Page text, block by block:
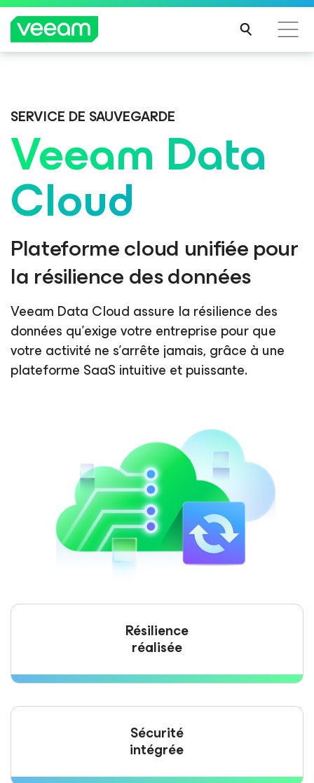
LIRE
LA
SUIT
SERVICE DE SAUVEGARDE
Veeam Data
Cloud
Plateforme cloud unifiée pour
la résilience des données
Veeam Data Cloud assure la résilience des
données qu’exige votre entreprise pour que
votre activité ne s’arrête jamais, grâce à une
plateforme SaaS intuitive et puissante.
Résilience
réalisée
Sécurité
intégrée